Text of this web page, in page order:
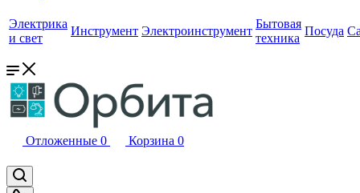
Электрика
и свет
Инструмент Электроинструмент
Бытовая
техника
Посуда
Отложенные 0 Корзина 0